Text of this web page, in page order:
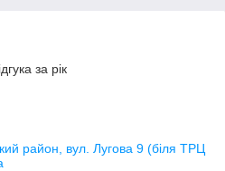
за рік
район, вул. Лугова 9 (біля ТРЦ